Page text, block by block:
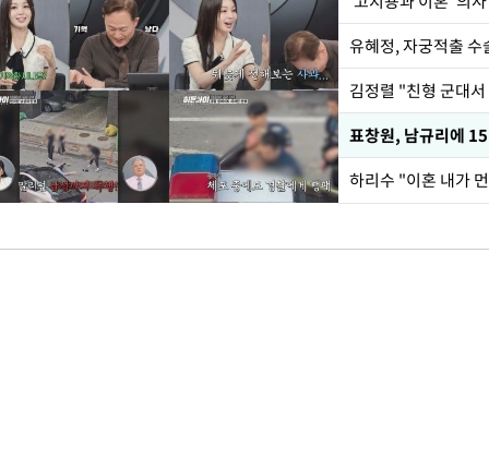
유혜정, 자궁적출
김정렬 "친형 군대
하리수 "이혼 내가